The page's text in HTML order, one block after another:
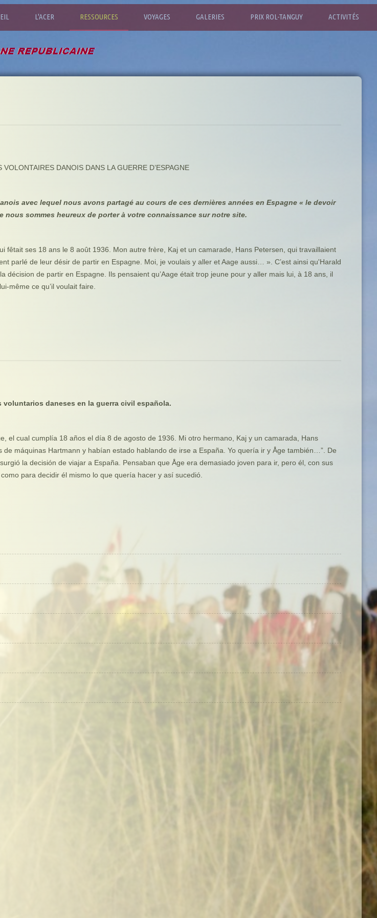
L'ACER RESSOURCES VOYAGES GALERIES PRIX ROL-TANGUY ACTIVITÉS
DANOIS DANS LA GUERRE D’ESPAGNE
avec lequel nous avons partagé au cours de ces dernières années en Espagne « le devoir
nous sommes heureux de porter à votre connaissance sur notre site.
fêtait ses 18 ans le 8 août 1936. Mon autre frère, Kaj et un camarade, Hans Petersen, qui travaillaient
parlé de leur désir de partir en Espagne. Moi, je voulais y aller et Aage aussi… ». C’est ainsi qu'Harald
décision de partir en Espagne. Ils pensaient qu’Aage était trop jeune pour y aller mais lui, à 18 ans, il
même ce qu’il voulait faire.
voluntarios daneses en la guerra civil española.
el cual cumplía 18 años el día 8 de agosto de 1936. Mi otro hermano, Kaj y un camarada, Hans
de máquinas Hartmann y habían estado hablando de irse a España. Yo quería ir y Åge también…”. De
la decisión de viajar a España. Pensaban que Åge era demasiado joven para ir, pero él, con sus
para decidir él mismo lo que quería hacer y así sucedió.